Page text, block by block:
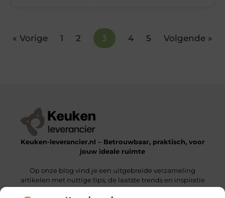
« Vorige 1 2 3 4 5 Volgende »
Keuken-leverancier.nl – Betrouwbaar, praktisch, voor
jouw ideale ruimte
Op onze blog vind je een uitgebreide verzameling
artikelen met nuttige tips, de laatste trends en inspiratie
om een functionele en stijlvolle omgeving te realiseren.